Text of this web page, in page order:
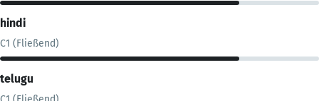
hindi
C1 (Fließend)
telugu